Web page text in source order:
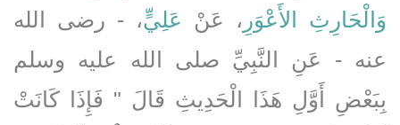
وَالْحَارِثِ الأَعْوَرِ ، عَنْ عَلِيٍّ، - رضى الله
عنه - عَنِ النَّبِيِّ صلى الله عليه وسلم
بِبَعْضِ أَوَّلِ هَذَا الْحَدِيثِ قَالَ ‏"‏ فَإِذَا كَانَتْ